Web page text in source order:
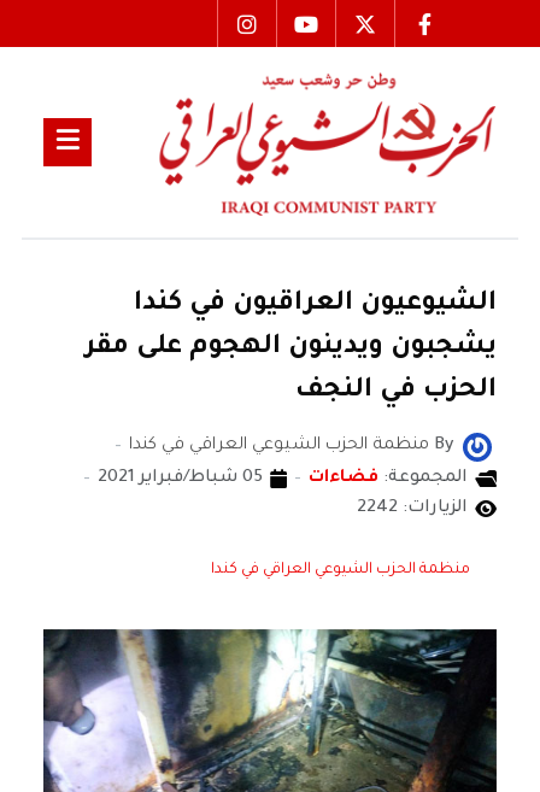
الشيوعيون العراقيون في كندا
يشجبون ويدينون الهجوم على مقر
الحزب في النجف
By منظمة الحزب الشيوعي العراقي في كندا
المجموعة: فضاءات
05 شباط/فبراير 2021
الزيارات: 2242
منظمة الحزب الشيوعي العراقي في كندا